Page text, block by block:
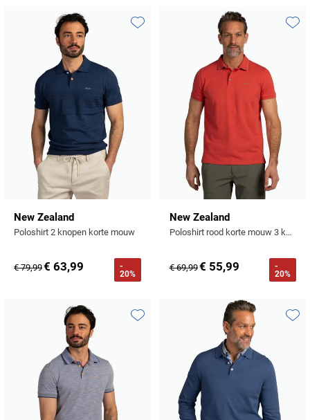
Profuomo
Seidensticker
State of Art
Tommy Hilfiger
Vanguard
Replay
Reset
Roy Robson
Schiesser
Seidensticker
Slater
State of Art
Tenson
Tommy Hilfiger
Tramarossa
UBR
Vanguard
New Zealand
Poloshirt 2 knopen korte mouw
€ 79,99€ 63,99
-
20%
Toevoegen aan favorieten
New Zealand
Poloshirt rood korte mouw 3 knoops
€ 69,99€ 55,99
-
20%
Toevoegen aan favorieten